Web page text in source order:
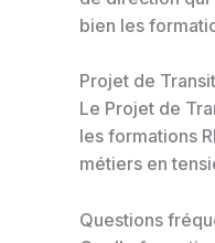
bien les
Projet de
Le Projet de
les formations
métiers en
Questions